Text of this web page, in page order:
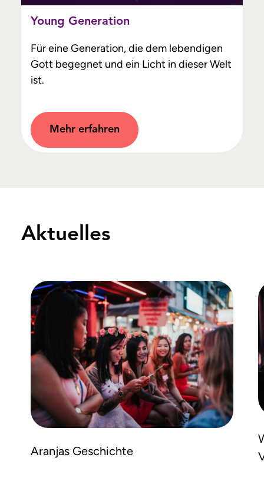
Young Generation
Für eine Generation, die dem lebendigen
Gott begegnet und ein Licht in dieser Welt
ist.
Mehr erfahren
Aktuelles
Aranjas Geschichte